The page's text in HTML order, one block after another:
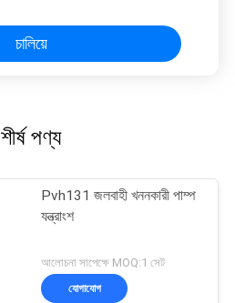
চালিয়ে
শীর্ষ পণ্য
Pvh131 জলবাহী খননকারী পাম্প
যন্ত্রাংশ
আলোচনা সাপেক্ষে MOQ:1 সেট
যোগাযোগ